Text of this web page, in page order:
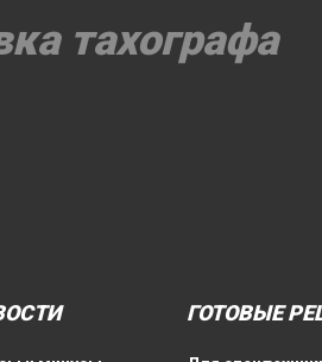
тахографа
ГОТОВЫЕ